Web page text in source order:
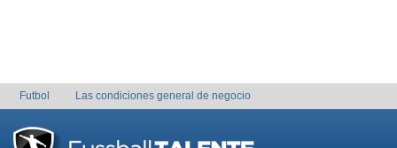
Futbol Las condiciones general de negocio